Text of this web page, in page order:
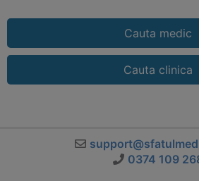
Cauta medic
Cauta clinica
0374 109